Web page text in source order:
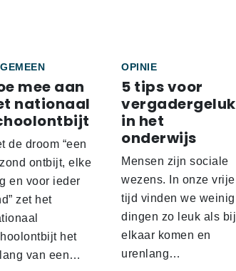
mee aan
nationaal
de droom “een
ontbijt, elke
en voor ieder
zet het
het
van een…
OPINIE
5 tips voor
vergadergeluk
in het
onderwijs
Mensen zijn sociale
wezens. In onze vrije
tijd vinden we weinig
dingen zo leuk als bij
elkaar komen en
urenlang…